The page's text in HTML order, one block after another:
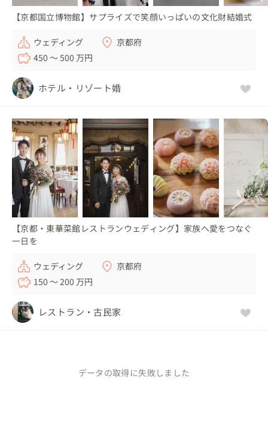
【京都国立博物館】サプライズで笑顔いっぱいの文化財結婚式
ウェディング
京都府
450 〜 500 万円
ホテル・リゾート婚
【京都・東華菜館レストランウェディング】家族へ愛をつなぐ
一日を
ウェディング
京都府
150 〜 200 万円
レストラン・古民家
データの取得に失敗しました